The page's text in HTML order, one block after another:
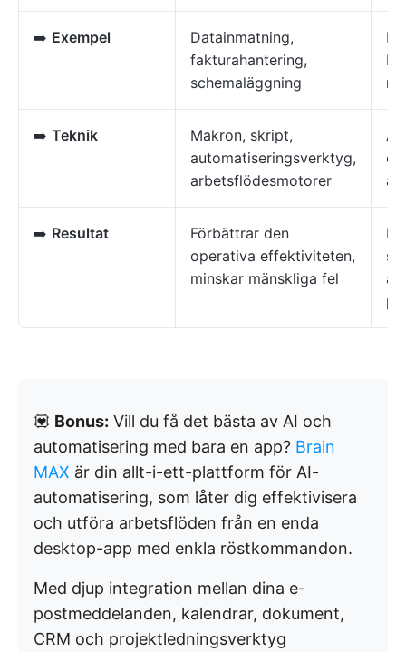
➡️ Exempel
Datainmatning,
fakturahantering,
schemaläggning
➡️ Teknik
Makron, skript,
automatiseringsverktyg,
arbetsflödesmotorer
➡️ Resultat
Förbättrar den
operativa effektiviteten,
minskar mänskliga fel
💟 Bonus: Vill du få det bästa av AI och
automatisering med bara en app? Brain
MAX är din allt-i-ett-plattform för AI-
automatisering, som låter dig effektivisera
och utföra arbetsflöden från en enda
desktop-app med enkla röstkommandon.
Med djup integration mellan dina e-
postmeddelanden, kalendrar, dokument,
CRM och projektledningsverktyg